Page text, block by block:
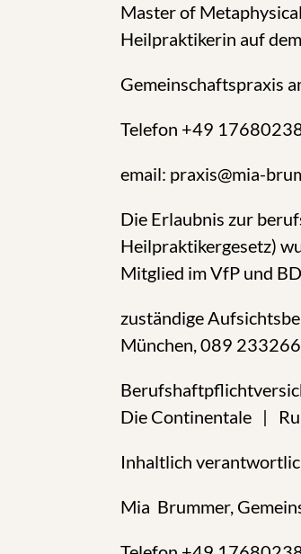
Master of
Heilpraktikerin auf
Gemeinschaftspraxis
Telefon +49
email: praxis@mia-
Die Erlaubnis zur
Heilpraktikergesetz)
Mitglied im VfP und
zuständige
München, 089
Die Continentale |
Inhaltlich
Mia Brummer,